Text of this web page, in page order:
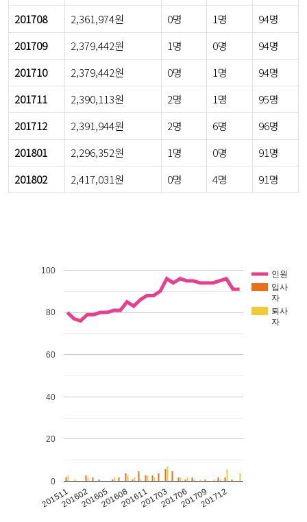
201708
2,361,974원 0명 1명
94명
201709
2,379,442원 1명 0명
94명
201710
2,379,442원 0명 1명
94명
201711
2,390,113원 2명 1명
95명
201712
2,391,944원 2명 6명
96명
201801
2,296,352원 1명 0명
91명
201802
2,417,031원 0명 4명 91명
인원
입사
자
퇴사
자
201511201602201605201608201611201703201706201709201712
0
20
40
60
80
100